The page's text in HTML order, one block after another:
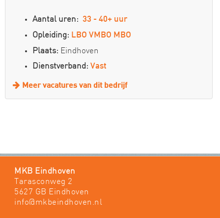
Aantal uren: 33 - 40+ uur
Opleiding: LBO VMBO MBO
Plaats: Eindhoven
Dienstverband: Vast
Meer vacatures van dit bedrijf
MKB Eindhoven
Tarasconweg 2
5627 GB Eindhoven
info@mkbeindhoven.nl